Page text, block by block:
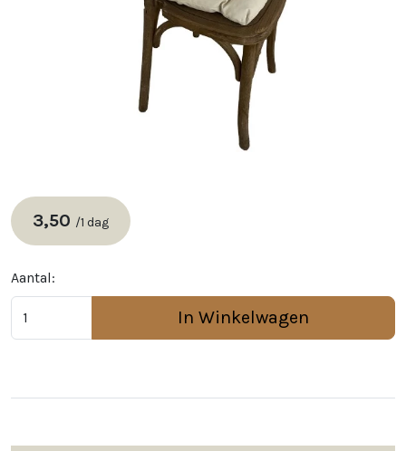
3,50 /1 dag
Aantal:
In Winkelwagen